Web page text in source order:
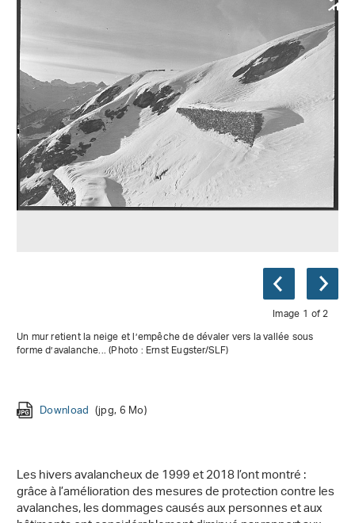
Image 1 of 2
Un mur retient la neige et l’empêche de dévaler vers la vallée sous
forme d’avalanche... (Photo : Ernst Eugster/SLF)
Download (jpg, 6 Mo)
Les hivers avalancheux de 1999 et 2018 l’ont montré :
grâce à l’amélioration des mesures de protection contre les
avalanches, les dommages causés aux personnes et aux